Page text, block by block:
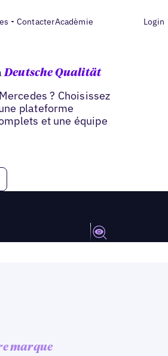
ContacterAcadèmie Login
Deutsche Qualität
? Choisissez
plateforme
et une équipe
marque